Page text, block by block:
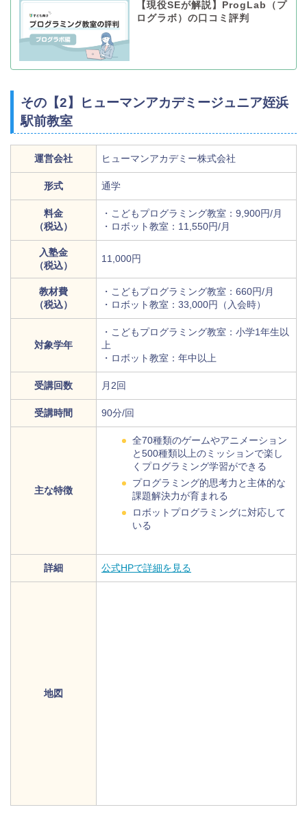
【現役SEが解説】ProgLab（プ
ログラボ）の口コミ評判
その【2】ヒューマンアカデミージュニア姪浜
駅前教室
運営会社 ヒューマンアカデミー株式会社
形式 通学
料金
（税込）
・こどもプログラミング教室：9,900円/月
・ロボット教室：11,550円/月
入塾金
（税込）
11,000円
教材費
（税込）
・こどもプログラミング教室：660円/月
・ロボット教室：33,000円（入会時）
対象学年
・こどもプログラミング教室：小学1年生以
上
・ロボット教室：年中以上
受講回数 月2回
受講時間 90分/回
主な特徴
全70種類のゲームやアニメーション
と500種類以上のミッションで楽し
くプログラミング学習ができる
プログラミング的思考力と主体的な
課題解決力が育まれる
ロボットプログラミングに対応して
いる
詳細 公式HPで詳細を見る
地図